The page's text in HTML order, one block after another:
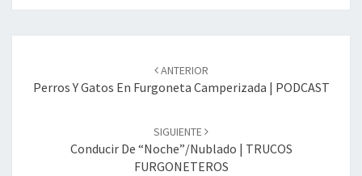
entradas
ANTERIOR
Perros Y Gatos En Furgoneta Camperizada | PODCAST
SIGUIENTE
Conducir De “noche”/nublado | TRUCOS
FURGONETEROS